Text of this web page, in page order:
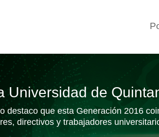
Universidad de
que esta Generación 2016
directivos y trabajadores